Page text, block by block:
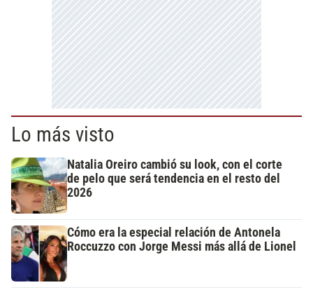
Lo más visto
Natalia Oreiro cambió su look, con el corte
de pelo que será tendencia en el resto del
2026
Cómo era la especial relación de Antonela
Roccuzzo con Jorge Messi más allá de Lionel